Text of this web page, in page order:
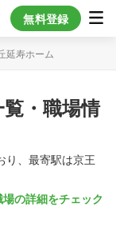
無料登録
延寿ホーム
・職場情
り、最寄駅は京王
場の詳細をチェック